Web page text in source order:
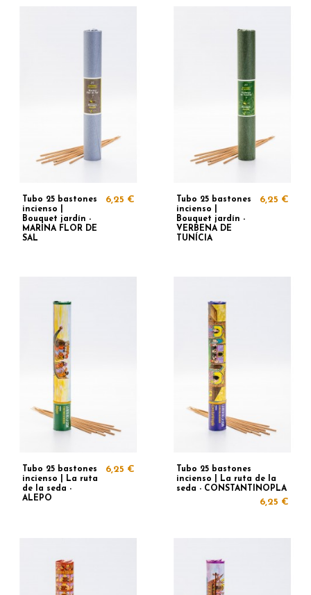
Tubo 25 bastones
incienso |
Bouquet jardín -
MARINA FLOR DE
SAL
6,25 €
Tubo 25 bastones
incienso |
Bouquet jardín -
VERBENA DE
TUNÍCIA
6,25 €
Tubo 25 bastones
incienso | La ruta
de la seda -
ALEPO
6,25 €
Tubo 25 bastones
incienso | La ruta de la
seda - CONSTANTINOPLA
6,25 €